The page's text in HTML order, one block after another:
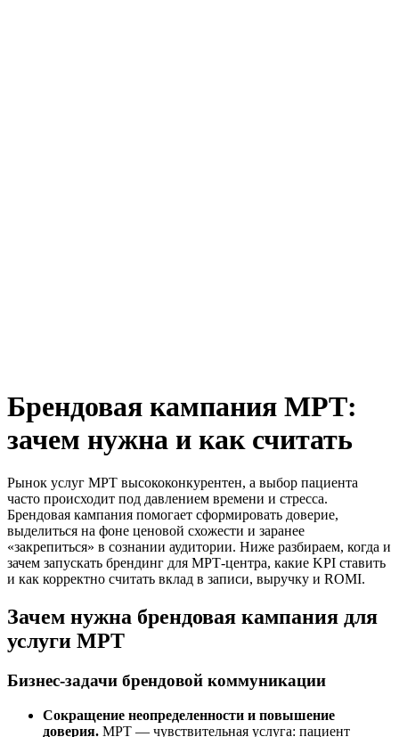
Брендовая кампания МРТ:
зачем нужна и как считать
Рынок услуг МРТ высококонкурентен, а выбор пациента
часто происходит под давлением времени и стресса.
Брендовая кампания помогает сформировать доверие,
выделиться на фоне ценовой схожести и заранее
«закрепиться» в сознании аудитории. Ниже разбираем, когда и
зачем запускать брендинг для МРТ-центра, какие KPI ставить
и как корректно считать вклад в записи, выручку и ROMI.
Зачем нужна брендовая кампания для
услуги МРТ
Бизнес-задачи брендовой коммуникации
Сокращение неопределенности и повышение
доверия. МРТ — чувствительная услуга: пациент